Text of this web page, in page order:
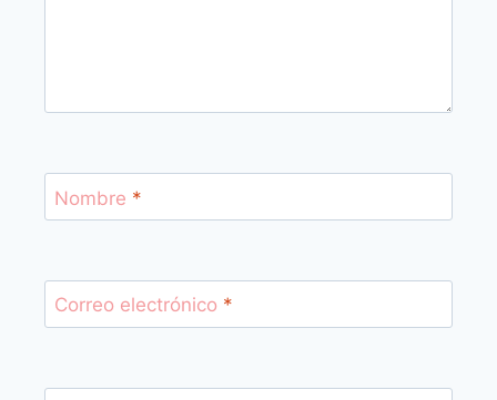
Nombre *
Correo electrónico *